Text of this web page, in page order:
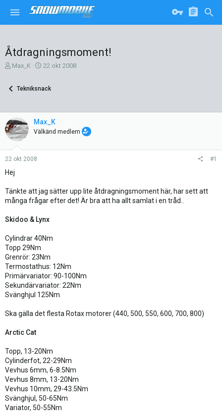
Åtdragningsmoment!
T
d
a
p
a
Max_K
S
r
a
t
22 okt 2008
Tekniksnack
Max_K
Välkänd medlem
22 okt 2008 #1
Hej
Tänkte att jag sätter upp lite åtdragningsmoment här, har sett att
många frågar efter det! Är bra att ha allt samlat i en tråd..
Skidoo & Lynx
Cylindrar 40Nm
Topp 29Nm
Grenrör: 23Nm
Termostathus: 12Nm
Primärvariator: 90-100Nm
Sekundärvariator: 22Nm
Svänghjul 125Nm
Ska gälla det flesta Rotax motorer (440, 500, 550, 600, 700, 800)
Arctic Cat
Topp, 13-20Nm
Cylinderfot, 22-29Nm
Vevhus 6mm, 6-8.5Nm
Vevhus 8mm, 13-20Nm
Vevhus 10mm, 29-43.5Nm
Svänghjul, 50-65Nm
Variator, 50-55Nm